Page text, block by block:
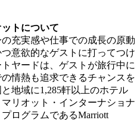
ットについて
充実感や仕事での成長の原動
意欲的なゲストに打ってつけ
ヤードは、ゲストが旅行中に
情熱も追求できるチャンスを
地域に1,285軒以上のホテル
リオット・インターナショナ
ログラムであるMarriott